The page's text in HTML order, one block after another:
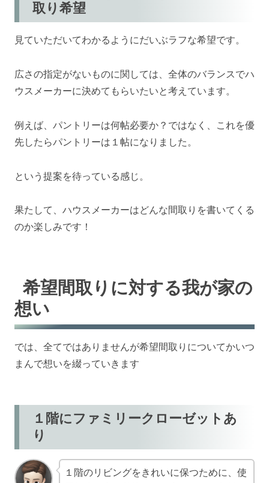
取り希望
見ていただいてわかるようにだいぶラフな希望です。
広さの指定がないものに関しては、全体のバランスでハ
ウスメーカーに決めてもらいたいと考えています。
例えば、パントリーは何帖必要か？ではなく、これを優
先したらパントリーは１帖になりました。
という提案を待っている感じ。
果たして、ハウスメーカーはどんな間取りを書いてくる
のか楽しみです！
希望間取りに対する我が家の
想い
では、全てではありませんが希望間取りについてかいつ
まんで想いを綴っていきます
１階にファミリークローゼットあ
り
１階のリビングをきれいに保つために、使